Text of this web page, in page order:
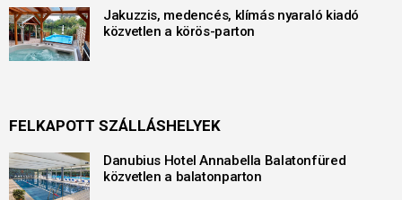
Jakuzzis, medencés, klímás nyaraló kiadó
közvetlen a körös-parton
FELKAPOTT SZÁLLÁSHELYEK
Danubius Hotel Annabella Balatonfüred
közvetlen a balatonparton